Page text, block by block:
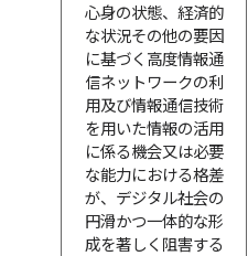
心身の状態、経済的
な状況その他の要因
に基づく高度情報通
信ネットワークの利
用及び情報通信技術
を用いた情報の活用
に係る機会又は必要
な能力における格差
が、デジタル社会の
円滑かつ一体的な形
成を著しく阻害する